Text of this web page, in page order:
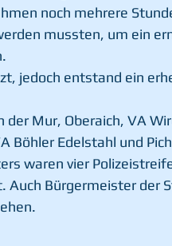
noch mehrere
mussten, um ein
jedoch entstand ein
Mur, Oberaich, VA
Böhler Edelstahl und
waren vier
Auch Bürgermeister der